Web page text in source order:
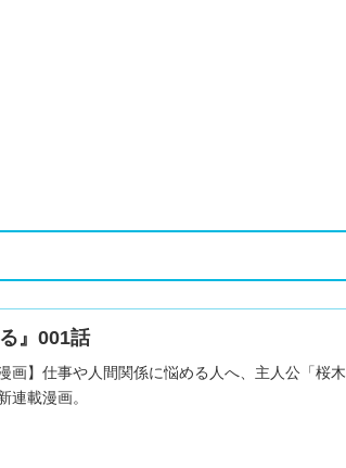
』001話
画】仕事や人間関係に悩める人へ、主人公「桜
連載漫画。